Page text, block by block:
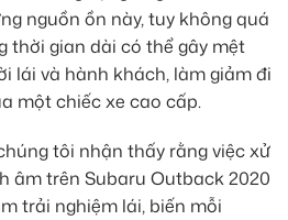
nguồn ồn này, tuy không quá
thời gian dài có thể gây mệt
lái và hành khách, làm giảm đi
một chiếc xe cao cấp.
tôi nhận thấy rằng việc xử
âm trên Subaru Outback 2020
trải nghiệm lái, biến mỗi